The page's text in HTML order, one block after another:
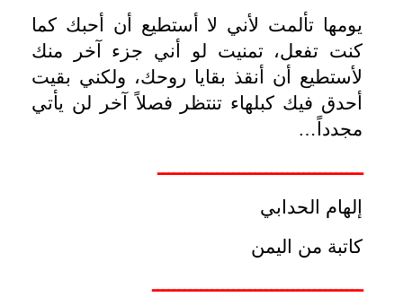
يومها تألمت لأني لا أستطيع أن أحبك كما
كنت تفعل، تمنيت لو أني جزء آخر منك
لأستطيع أن أنقذ بقايا روحك، ولكني بقيت
أحدق فيك كبلهاء تنتظر فصلاً آخر لن يأتي
مجدداً…
ــــــــــــــــــــــــــــــــــــــ
إلهام الحدابي
كاتبة من اليمن
ـــــــــــــــــــــــــــــــــــــــ